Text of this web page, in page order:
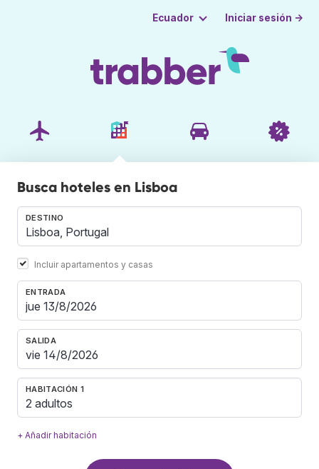
Ecuador Iniciar sesión →
Busca hoteles en Lisboa
DESTINO
Incluir apartamentos y casas
ENTRADA
SALIDA
HABITACIÓN 1
2 adultos
+ Añadir habitación